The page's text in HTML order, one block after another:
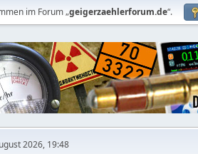
im Forum „geigerzaehlerforum.de“.
2026, 19:48